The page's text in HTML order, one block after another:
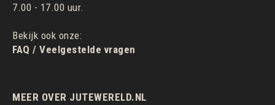
7.00 - 17.00 uur.
Bekijk ook onze:
FAQ / Veelgestelde vragen
MEER OVER JUTEWERELD.NL